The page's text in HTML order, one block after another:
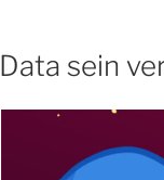
Data sein